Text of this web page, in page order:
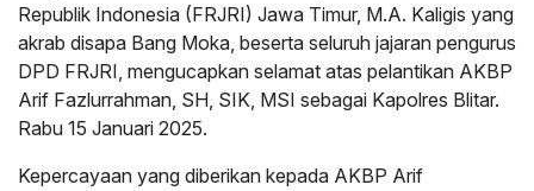
Republik Indonesia (FRJRI) Jawa Timur, M.A. Kaligis yang
akrab disapa Bang Moka, beserta seluruh jajaran pengurus
DPD FRJRI, mengucapkan selamat atas pelantikan AKBP
Arif Fazlurrahman, SH, SIK, MSI sebagai Kapolres Blitar.
Rabu 15 Januari 2025.
Kepercayaan yang diberikan kepada AKBP Arif